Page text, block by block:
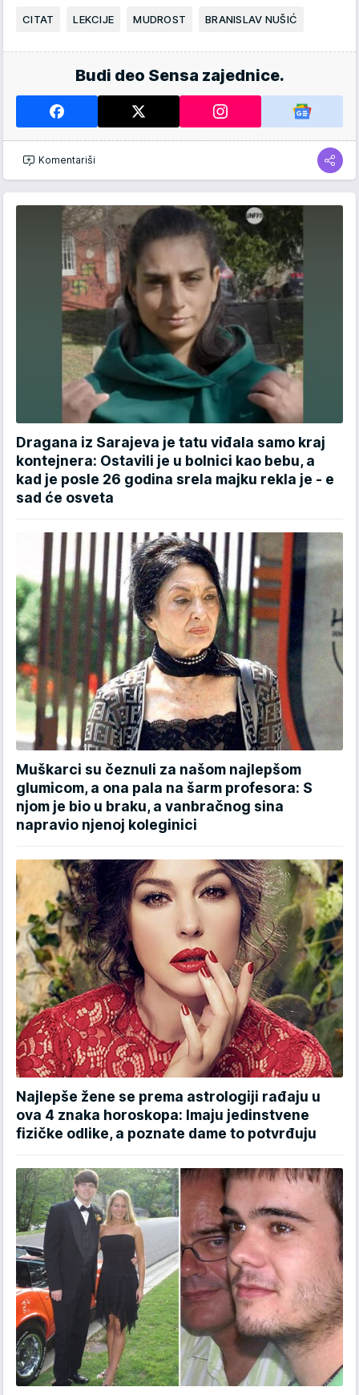
CITAT LEKCIJE MUDROST BRANISLAV NUŠIĆ
Budi deo Sensa zajednice.
Komentariši
Dragana iz Sarajeva je tatu viđala samo kraj
kontejnera: Ostavili je u bolnici kao bebu, a
kad je posle 26 godina srela majku rekla je - e
sad će osveta
Muškarci su čeznuli za našom najlepšom
glumicom, a ona pala na šarm profesora: S
njom je bio u braku, a vanbračnog sina
napravio njenoj koleginici
Najlepše žene se prema astrologiji rađaju u
ova 4 znaka horoskopa: Imaju jedinstvene
fizičke odlike, a poznate dame to potvrđuju